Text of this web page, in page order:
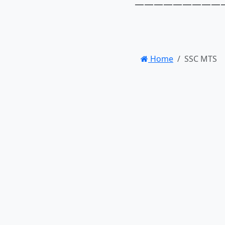
Home SSC MTS